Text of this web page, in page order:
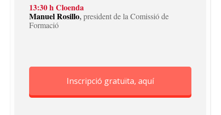
13:30h Cloenda
Manuel Rosillo,president de la Comissió de
Formació
Inscripció gratuïta, aquí